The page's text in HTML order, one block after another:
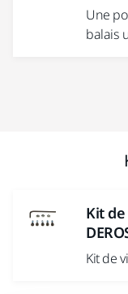
Une
balais
Kit
Kit de